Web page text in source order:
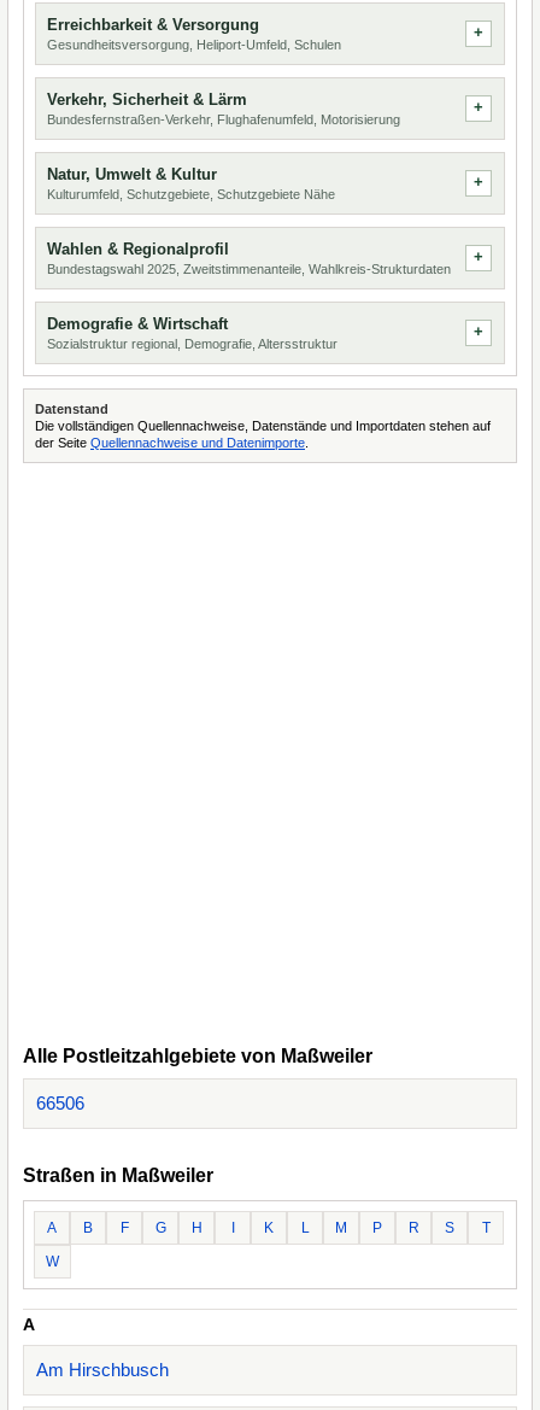
Erreichbarkeit & Versorgung
Gesundheitsversorgung, Heliport-Umfeld, Schulen
Verkehr, Sicherheit & Lärm
Bundesfernstraßen-Verkehr, Flughafenumfeld, Motorisierung
Natur, Umwelt & Kultur
Kulturumfeld, Schutzgebiete, Schutzgebiete Nähe
Wahlen & Regionalprofil
Bundestagswahl 2025, Zweitstimmenanteile, Wahlkreis-Strukturdaten
Demografie & Wirtschaft
Sozialstruktur regional, Demografie, Altersstruktur
Datenstand
Die vollständigen Quellennachweise, Datenstände und Importdaten stehen auf
der Seite Quellennachweise und Datenimporte
Alle Postleitzahlgebiete von Maßweiler
66506
Straßen in Maßweiler
A B F G H K L M P R S
T
W
A
Am Hirschbusch